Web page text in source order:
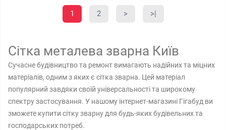
1 2 > >|
Сітка металева зварна Київ
Сучасне будівництво та ремонт вимагають надійних та міцних
матеріалів, одним з яких є сітка зварна. Цей матеріал
популярний завдяки своїй універсальності та широкому
спектру застосування. У нашому інтернет-магазині Гігабуд ви
зможете купити сітку зварну для будь-яких будівельних та
господарських потреб.